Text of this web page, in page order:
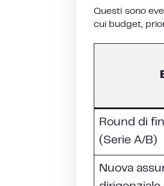
Questi sono
cui budget,
Round di
(Serie A/B)
Nuova